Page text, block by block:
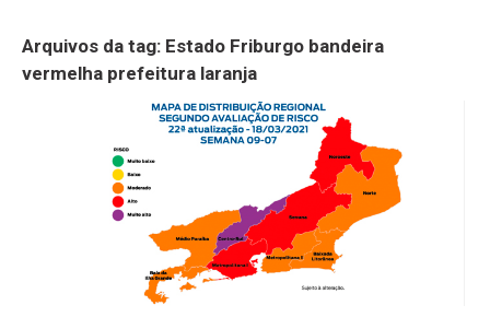
Arquivos da tag: Estado Friburgo bandeira
vermelha prefeitura laranja